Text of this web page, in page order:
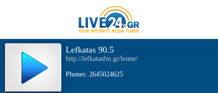
Lefkatas 90.5
http://lefkatasfm.gr/home/
Phones: 2645024625